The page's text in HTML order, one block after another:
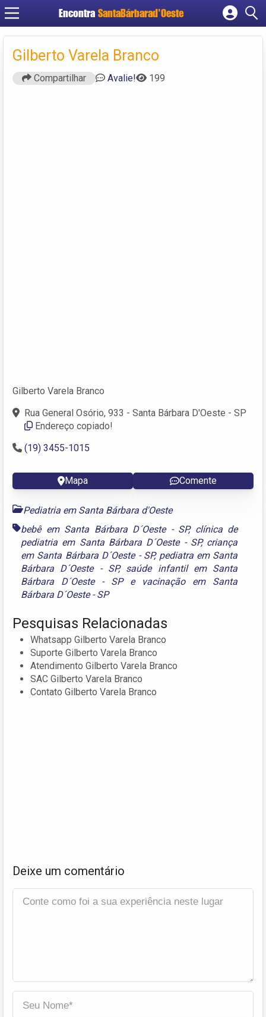
Encontra SantaBárbarad'Oeste
Cadastrar empresa
Criar conta
Gilberto Varela Branco
Compartilhar Avalie! 199
Gilberto Varela Branco
Rua General Osório, 933 - Santa Bárbara D'Oeste - SP
Endereço copiado!
(19) 3455-1015
Mapa Comente
Pediatria em Santa Bárbara d'Oeste
bebê em Santa Bárbara D´Oeste - SP, clínica de
pediatria em Santa Bárbara D´Oeste - SP, criança
em Santa Bárbara D´Oeste - SP, pediatra em Santa
Bárbara D´Oeste - SP, saúde infantil em Santa
Bárbara D´Oeste - SPe vacinação em Santa
Bárbara D´Oeste - SP
Pesquisas Relacionadas
Whatsapp Gilberto Varela Branco
Suporte Gilberto Varela Branco
Atendimento Gilberto Varela Branco
SAC Gilberto Varela Branco
Contato Gilberto Varela Branco
Deixe um comentário